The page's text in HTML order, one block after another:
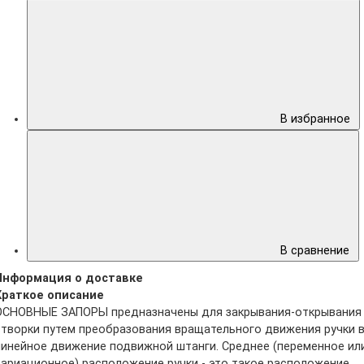
В избранное
В сравнение
о доставке
описание
ЗАПОРЫ предназначены для закрывания-открывания
путем преобразования вращательного движения ручки в
движение подвижной штанги. Среднее (переменное